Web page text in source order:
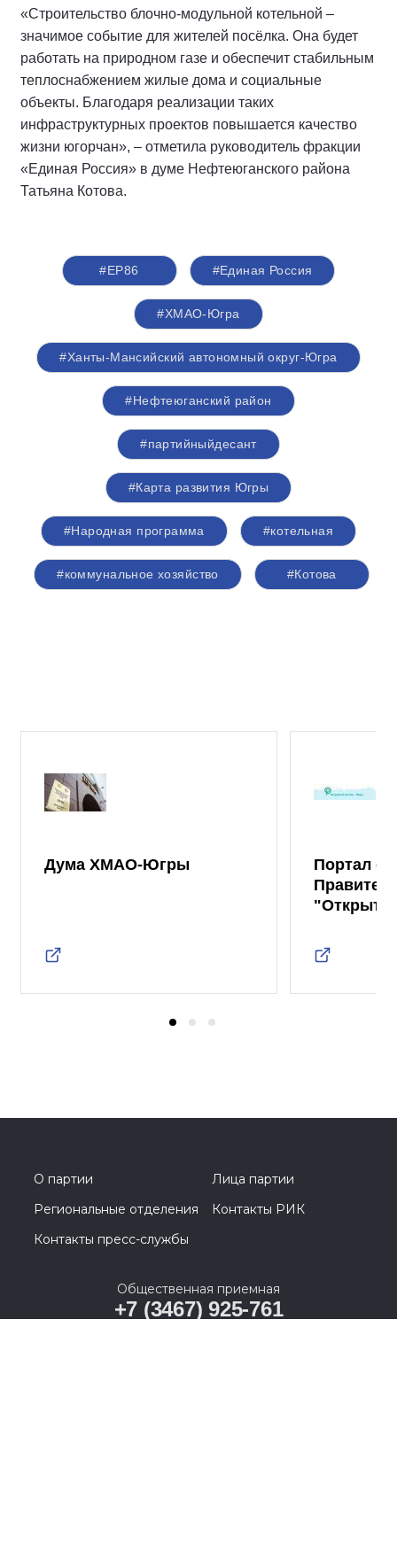
«Строительство блочно-модульной котельной –
значимое событие для жителей посёлка. Она будет
работать на природном газе и обеспечит стабильным
теплоснабжением жилые дома и социальные
объекты. Благодаря реализации таких
инфраструктурных проектов повышается качество
жизни югорчан», – отметила руководитель фракции
«Единая Россия» в думе Нефтеюганского района
Татьяна Котова.
#ЕР86 #Единая Россия
#ХМАО-Югра
#Ханты-Мансийский автономный округ-Югра
#Нефтеюганский район
#партийныйдесант
#Карта развития Югры
#Народная программа #котельная
#коммунальное хозяйство #Котова
Дума ХМАО-Югры
Портал
О партии
Лица партии
Региональные отделения
Контакты РИК
Контакты пресс-службы
Общественная приемная
+7 (3467) 925-761